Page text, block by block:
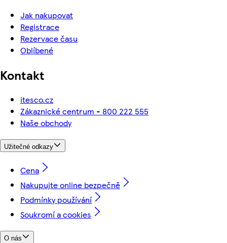
Jak nakupovat
Registrace
Rezervace času
Oblíbené
Kontakt
itesco.cz
Zákaznické centrum - 800 222 555
Naše obchody
Užitečné odkazy
Cena
Nakupujte online bezpečně
Podmínky používání
Soukromí a cookies
O nás